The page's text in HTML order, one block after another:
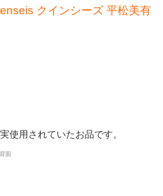
クインシーズ 平松美有
使用されていたお品です。